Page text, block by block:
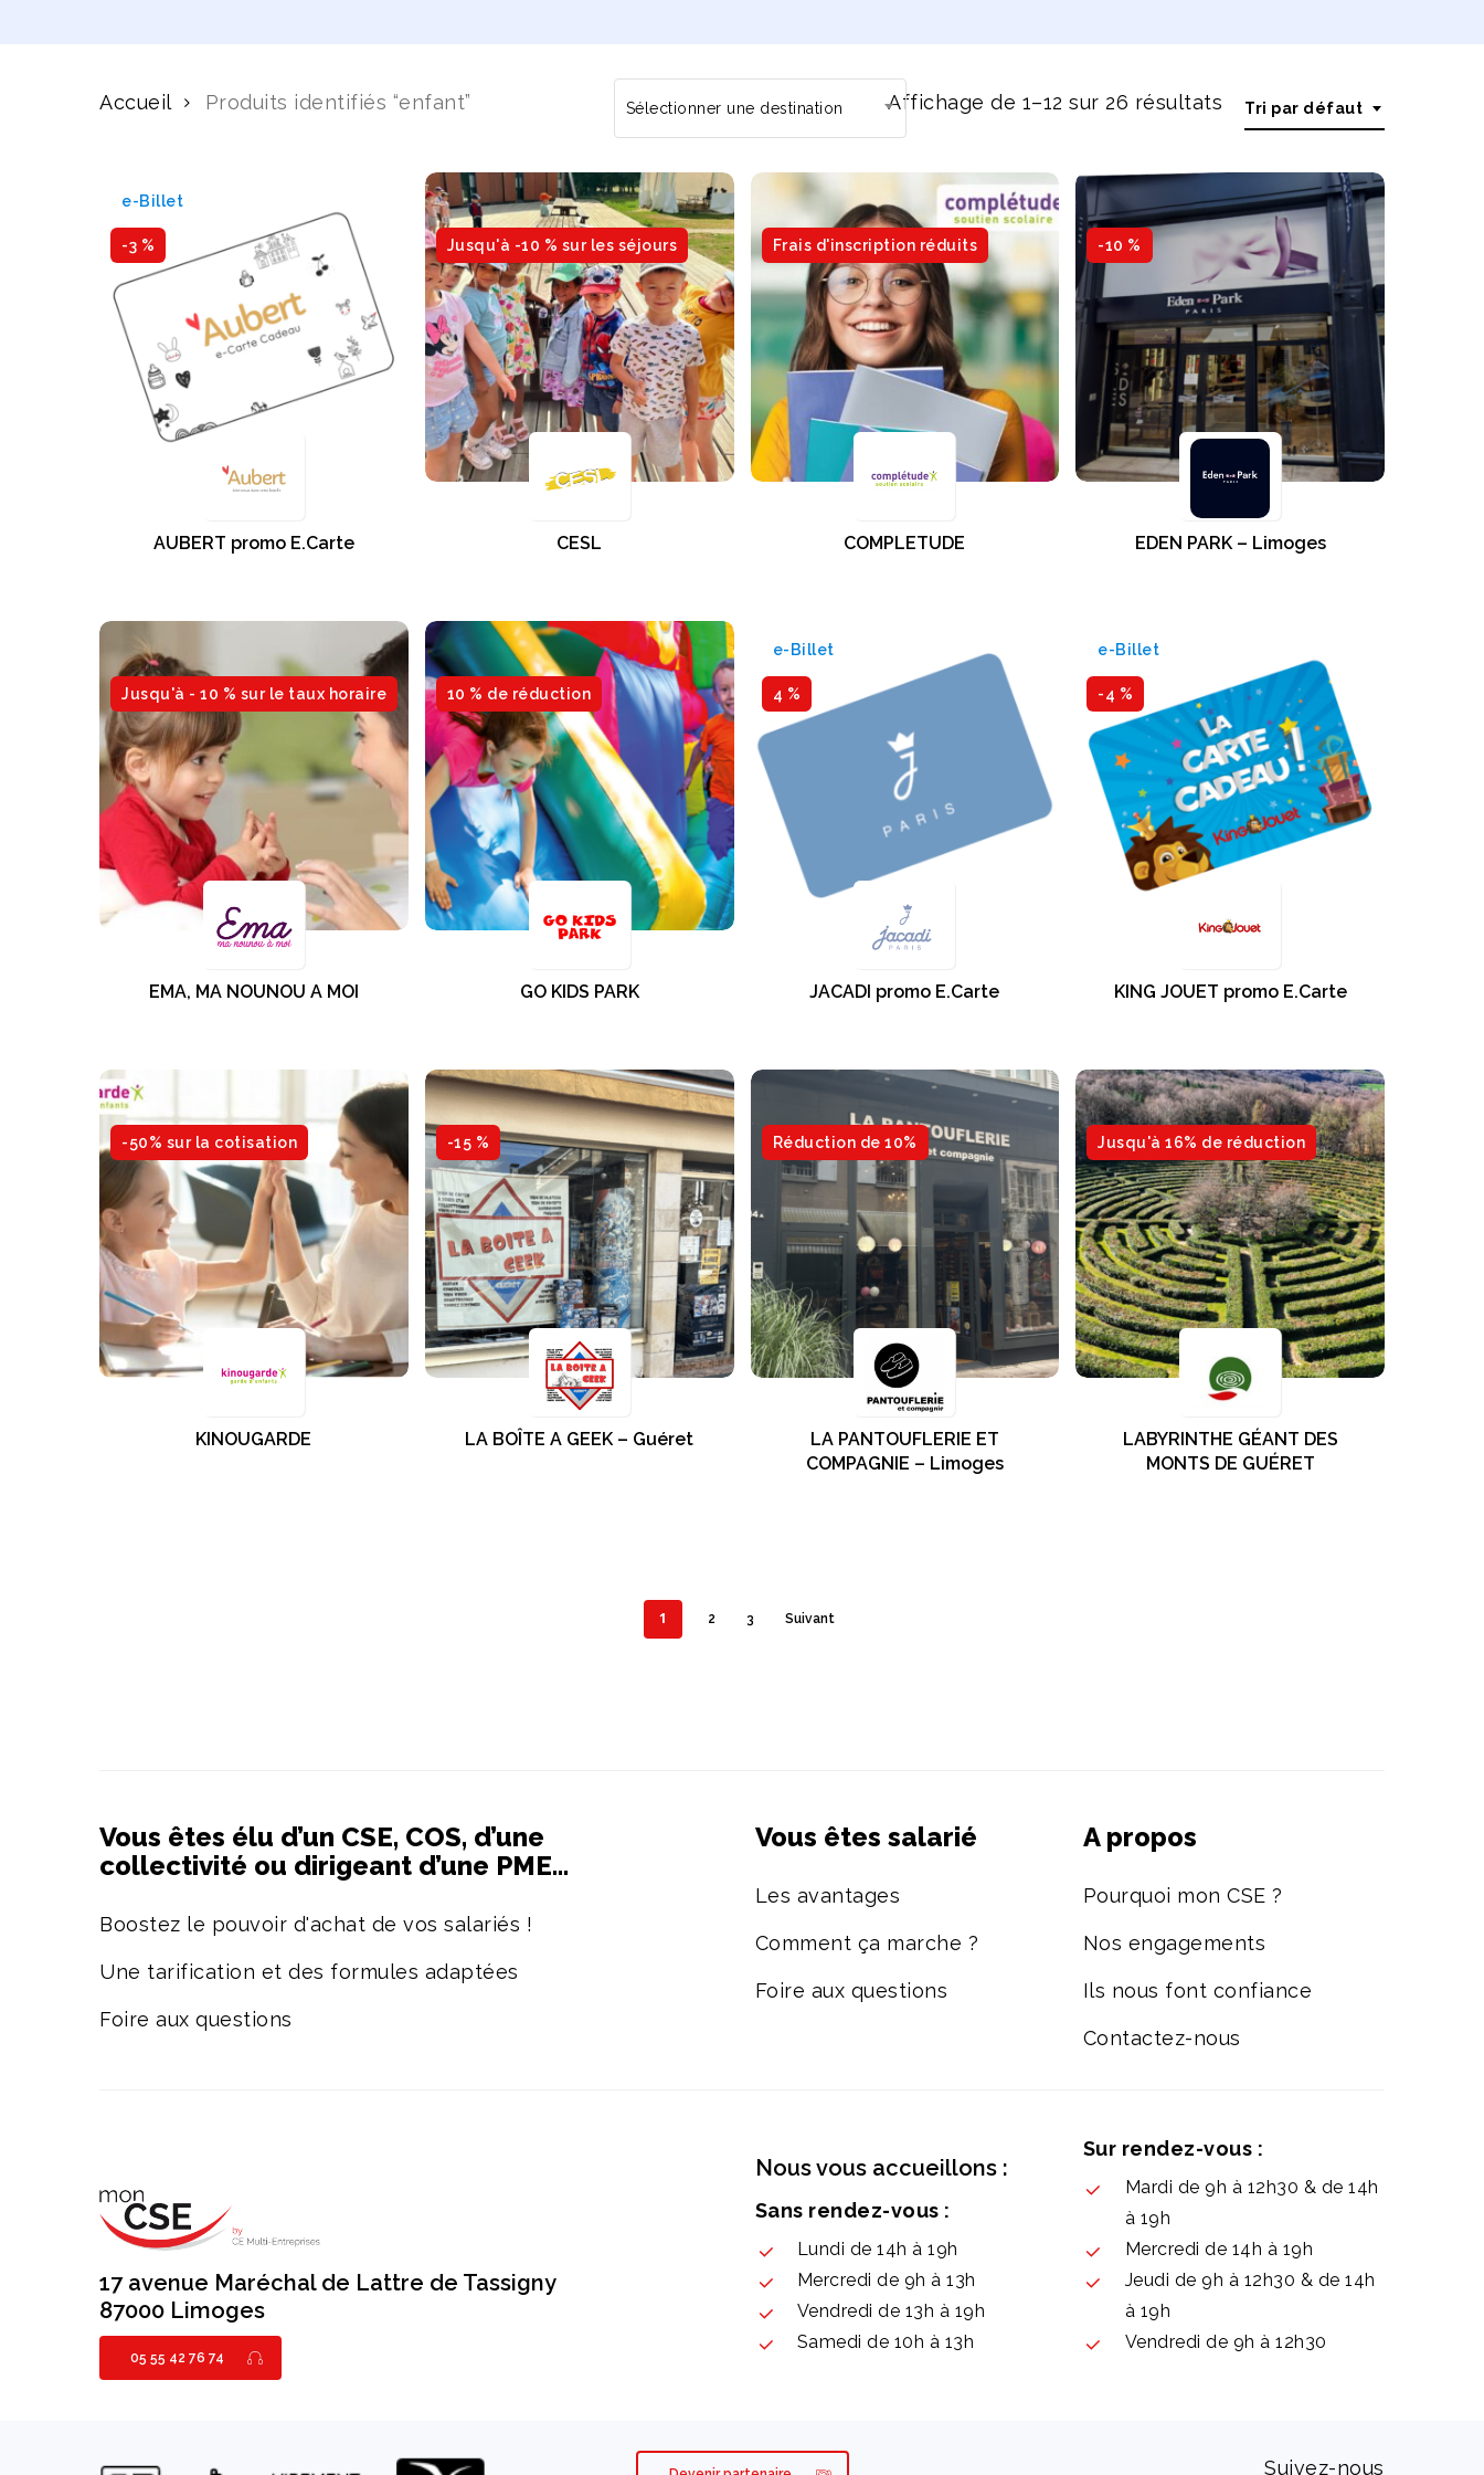
Tri par défaut
Affichage de 1–12 sur 26 résultats
Accueil Produits identifiés “enfant” Sélectionner une destination
-3 %
e-Billet
AUBERT promo E.Carte
Jusqu'à -10 % sur les séjours
CESL
Frais d'inscription réduits
COMPLETUDE
-10 %
EDEN PARK – Limoges
Jusqu'à - 10 % sur le taux horaire
EMA, MA NOUNOU A MOI
10 % de réduction
GO KIDS PARK
4 %
e-Billet
JACADI promo E.Carte
-4 %
e-Billet
KING JOUET promo E.Carte
-50% sur la cotisation
KINOUGARDE
-15 %
LA BOÎTE A GEEK – Guéret
Réduction de 10%
LA PANTOUFLERIE ET
COMPAGNIE – Limoges
Jusqu'à 16% de réduction
LABYRINTHE GÉANT DES
MONTS DE GUÉRET
1 2 3 Suivant
Vous êtes élu d’un CSE, COS, d’une
collectivité ou dirigeant d’une PME…
Boostez le pouvoir d'achat de vos salariés !
Une tarification et des formules adaptées
Foire aux questions
Vous êtes salarié
Les avantages
Comment ça marche ?
Foire aux questions
A propos
Pourquoi mon CSE ?
Nos engagements
Ils nous font confiance
Contactez-nous
17 avenue Maréchal de Lattre de Tassigny
87000 Limoges
05 55 42 76 74
Nous vous accueillons :
Sans rendez-vous :
Lundi de 14h à 19h
Mercredi de 9h à 13h
Vendredi de 13h à 19h
Samedi de 10h à 13h
Sur rendez-vous :
Mardi de 9h à 12h30 & de 14h
à 19h
Mercredi de 14h à 19h
Jeudi de 9h à 12h30 & de 14h
à 19h
Vendredi de 9h à 12h30
Suivez-nous